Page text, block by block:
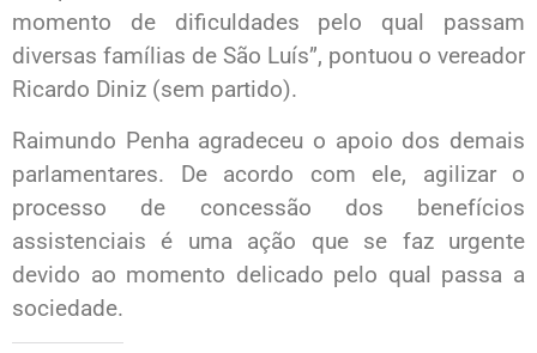
momento de dificuldades pelo qual passam
diversas famílias de São Luís”, pontuou o vereador
Ricardo Diniz (sem partido).
Raimundo Penha agradeceu o apoio dos demais
parlamentares. De acordo com ele, agilizar o
processo de concessão dos benefícios
assistenciais é uma ação que se faz urgente
devido ao momento delicado pelo qual passa a
sociedade.